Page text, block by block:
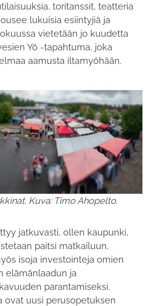
toritanssit, teatteria
lukuisia esiintyjiä ja
vietetään jo kuudetta
Yö -tapahtuma, joka
aamusta iltamyöhään.
Kuva: Timo Ahopelto.
jatkuvasti, ollen kaupunki,
paitsi matkailuun,
isoja investointeja omien
elämänlaadun ja
parantamiseksi.
ovat uusi perusopetuksen